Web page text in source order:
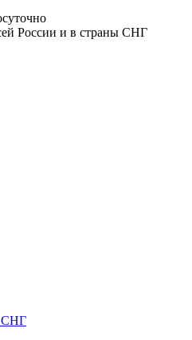
России и в страны СНГ
СНГ